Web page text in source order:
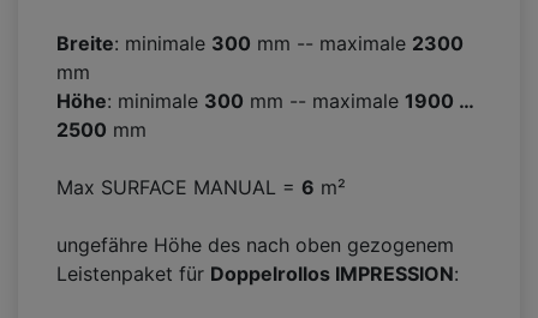
Breite: minimale 300 mm -- maximale 2300
mm
Höhe: minimale 300 mm -- maximale 1900 …
2500 mm
Max SURFACE MANUAL = 6 m²
ungefähre Höhe des nach oben gezogenem
Leistenpaket für Doppelrollos IMPRESSION: